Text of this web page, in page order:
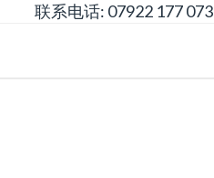
联系电话: 07922 177